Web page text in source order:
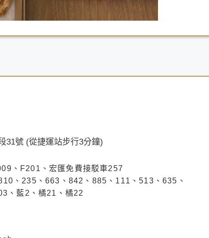
31號 (從捷運站步行3分鐘)
、F201、宏匯免費接駁車257
、235、663、842、885、111、513、635、
、藍2、橘21、橘22